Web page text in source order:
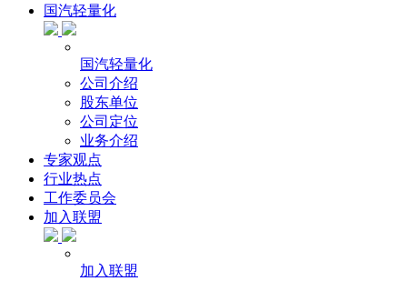
国汽轻量化
国汽轻量化
公司介绍
股东单位
公司定位
业务介绍
专家观点
行业热点
工作委员会
加入联盟
加入联盟